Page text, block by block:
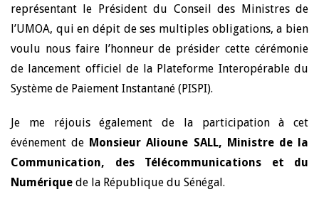
représentant le Président du Conseil des Ministres de
l’UMOA, qui en dépit de ses multiples obligations, a bien
voulu nous faire l’honneur de présider cette cérémonie
de lancement officiel de la Plateforme Interopérable du
Système de Paiement Instantané (PISPI).
Je me réjouis également de la participation à cet
événement de Monsieur Alioune SALL, Ministre de la
Communication, des Télécommunications et du
Numérique de la République du Sénégal.